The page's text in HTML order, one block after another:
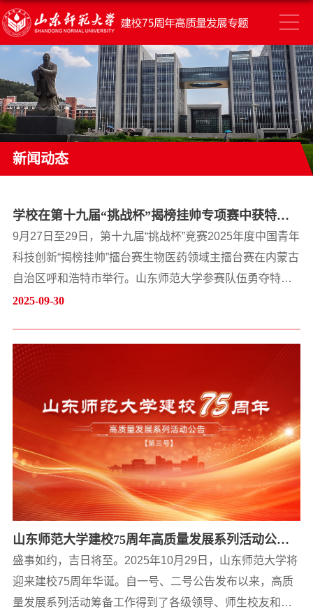
新闻动态
学校在第十九届“挑战杯”揭榜挂帅专项赛中获特等
奖
9月27日至29日，第十九届“挑战杯”竞赛2025年度中国青年
科技创新“揭榜挂帅”擂台赛生物医药领域主擂台赛在内蒙古
自治区呼和浩特市举行。山东师范大学参赛队伍勇夺特等
奖，实现了此专项赛事特等奖零的突破。学校信息科学与
完成的项目《肤疾速诊——基于大模型皮肤疾病的快速诊
断》获特等奖，项目主要针对白癜风分期难、效率低、主
观性强等痛点，在设备上通过双模态的输入，轻量化的模
型以及模态间的特征融合三大关键技术实现了创新突破，...
2025-09-30
山东师范大学建校75周年高质量发展系列活动公告
（第三号）
盛事如约，吉日将至。2025年10月29日，山东师范大学将
迎来建校75周年华诞。自一号、二号公告发布以来，高质
量发展系列活动筹备工作得到了各级领导、师生校友和社